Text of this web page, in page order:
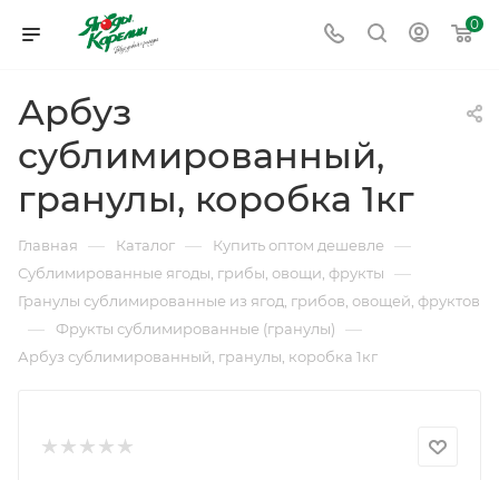
0
Арбуз
сублимированный,
гранулы, коробка 1кг
Главная — Каталог — Купить оптом дешевле —
Сублимированные ягоды, грибы, овощи, фрукты —
Гранулы сублимированные из ягод, грибов, овощей, фруктов
— Фрукты сублимированные (гранулы) —
Арбуз сублимированный, гранулы, коробка 1кг